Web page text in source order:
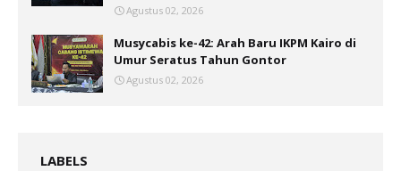
Agustus 02, 2026
Musycabis ke-42: Arah Baru IKPM Kairo di
Umur Seratus Tahun Gontor
Agustus 02, 2026
LABELS